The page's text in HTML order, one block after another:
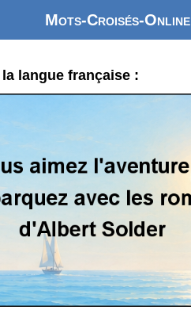
Mots-Croisés-Online
langue française :